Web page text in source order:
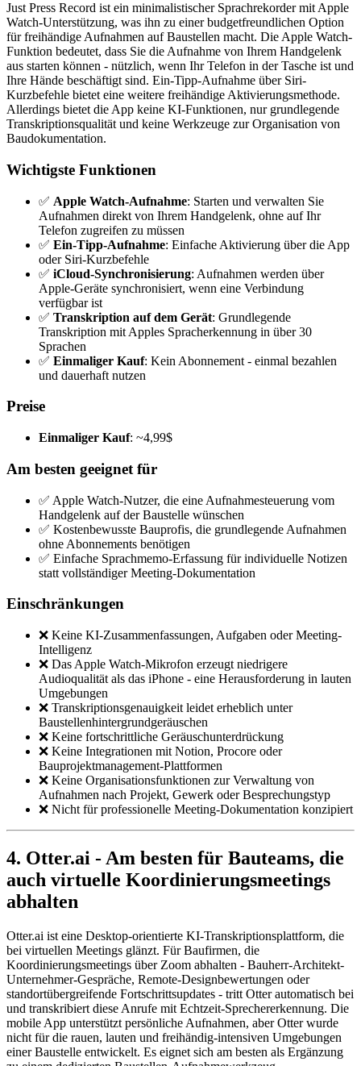
Just Press Record ist ein minimalistischer Sprachrekorder mit Apple
Watch-Unterstützung, was ihn zu einer budgetfreundlichen Option
für freihändige Aufnahmen auf Baustellen macht. Die Apple Watch-
Funktion bedeutet, dass Sie die Aufnahme von Ihrem Handgelenk
aus starten können - nützlich, wenn Ihr Telefon in der Tasche ist und
Ihre Hände beschäftigt sind. Ein-Tipp-Aufnahme über Siri-
Kurzbefehle bietet eine weitere freihändige Aktivierungsmethode.
Allerdings bietet die App keine KI-Funktionen, nur grundlegende
Transkriptionsqualität und keine Werkzeuge zur Organisation von
Baudokumentation.
Wichtigste Funktionen
✅ Apple Watch-Aufnahme: Starten und verwalten Sie
Aufnahmen direkt von Ihrem Handgelenk, ohne auf Ihr
Telefon zugreifen zu müssen
✅ Ein-Tipp-Aufnahme: Einfache Aktivierung über die App
oder Siri-Kurzbefehle
✅ iCloud-Synchronisierung: Aufnahmen werden über
Apple-Geräte synchronisiert, wenn eine Verbindung
verfügbar ist
✅ Transkription auf dem Gerät: Grundlegende
Transkription mit Apples Spracherkennung in über 30
Sprachen
✅ Einmaliger Kauf: Kein Abonnement - einmal bezahlen
und dauerhaft nutzen
Preise
Einmaliger Kauf: ~4,99$
Am besten geeignet für
✅ Apple Watch-Nutzer, die eine Aufnahmesteuerung vom
Handgelenk auf der Baustelle wünschen
✅ Kostenbewusste Bauprofis, die grundlegende Aufnahmen
ohne Abonnements benötigen
✅ Einfache Sprachmemo-Erfassung für individuelle Notizen
statt vollständiger Meeting-Dokumentation
Einschränkungen
❌ Keine KI-Zusammenfassungen, Aufgaben oder Meeting-
Intelligenz
❌ Das Apple Watch-Mikrofon erzeugt niedrigere
Audioqualität als das iPhone - eine Herausforderung in lauten
Umgebungen
❌ Transkriptionsgenauigkeit leidet erheblich unter
Baustellenhintergrundgeräuschen
❌ Keine fortschrittliche Geräuschunterdrückung
❌ Keine Integrationen mit Notion, Procore oder
Bauprojektmanagement-Plattformen
❌ Keine Organisationsfunktionen zur Verwaltung von
Aufnahmen nach Projekt, Gewerk oder Besprechungstyp
❌ Nicht für professionelle Meeting-Dokumentation konzipiert
4. Otter.ai - Am besten für Bauteams, die
auch virtuelle Koordinierungsmeetings
abhalten
Otter.ai ist eine Desktop-orientierte KI-Transkriptionsplattform, die
bei virtuellen Meetings glänzt. Für Baufirmen, die
Koordinierungsmeetings über Zoom abhalten - Bauherr-Architekt-
Unternehmer-Gespräche, Remote-Designbewertungen oder
standortübergreifende Fortschrittsupdates - tritt Otter automatisch bei
und transkribiert diese Anrufe mit Echtzeit-Sprechererkennung. Die
mobile App unterstützt persönliche Aufnahmen, aber Otter wurde
nicht für die rauen, lauten und freihändig-intensiven Umgebungen
einer Baustelle entwickelt. Es eignet sich am besten als Ergänzung